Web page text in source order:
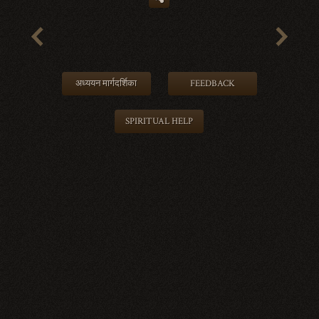
अध्ययन मार्गदर्शिका FEEDBACK
SPIRITUAL HELP